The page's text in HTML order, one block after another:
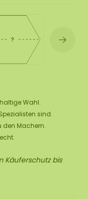
Wahl.
sind.
den Machern.
Käuferschutz bis